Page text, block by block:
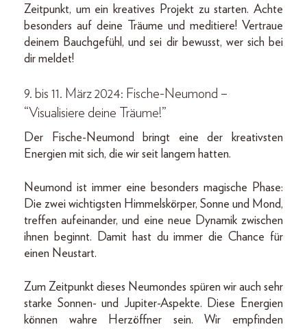
Zeitpunkt, um ein kreatives Projekt zu starten. Achte
besonders auf deine Träume und meditiere! Vertraue
deinem Bauchgefühl, und sei dir bewusst, wer sich bei
dir meldet!
9. bis 11. März 2024: Fische-Neumond –
“Visualisiere deine Träume!”
Der Fische-Neumond bringt eine der kreativsten
Energien mit sich, die wir seit langem hatten.
Neumond ist immer eine besonders magische Phase:
Die zwei wichtigsten Himmelskörper, Sonne und Mond,
treffen aufeinander, und eine neue Dynamik zwischen
ihnen beginnt. Damit hast du immer die Chance für
einen Neustart.
Zum Zeitpunkt dieses Neumondes spüren wir auch sehr
starke Sonnen- und Jupiter-Aspekte. Diese Energien
können wahre Herzöffner sein. Wir empfinden